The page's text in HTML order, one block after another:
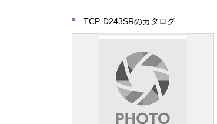
TCP-D243SRのカタログ